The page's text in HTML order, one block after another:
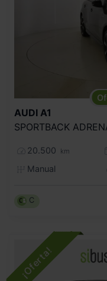
AUDI A1
20.500 km
Manual
C